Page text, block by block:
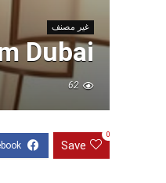
غير مصنف
Dubai
62
Save
0